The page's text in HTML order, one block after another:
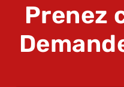
Prenez